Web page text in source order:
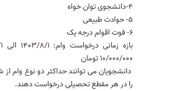
4-دانشجوی توان خواه
5- حوادث طبیعی
6- فوت اقوام درجه یک
10/000/000 تومان
دانشجویان می توانند حداکثر دو نوع وام
را در هر مقطع تحصیلی درخواست دهند.